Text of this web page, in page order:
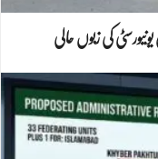
کی زبوں حالی